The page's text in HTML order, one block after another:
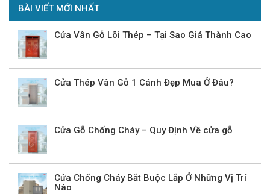
BÀI VIẾT MỚI NHẤT
Cửa Vân Gỗ Lõi Thép – Tại Sao Giá Thành Cao
Cửa Thép Vân Gỗ 1 Cánh Đẹp Mua Ở Đâu?
Cửa Gỗ Chống Cháy – Quy Định Về cửa gỗ
Cửa Chống Cháy Bắt Buộc Lắp Ở Những Vị Trí
Nào